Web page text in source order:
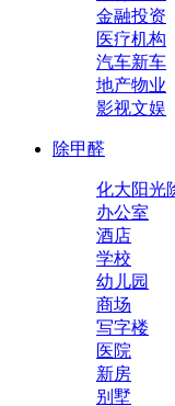
金融投资
医疗机构
汽车新车
地产物业
影视文娱
除甲醛
化大阳光
办公室
酒店
学校
幼儿园
商场
写字楼
医院
新房
别墅